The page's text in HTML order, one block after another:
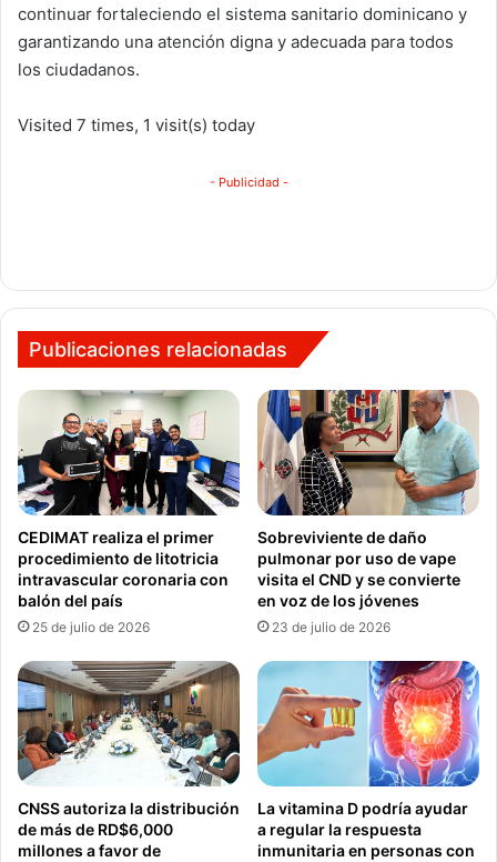
continuar fortaleciendo el sistema sanitario dominicano y
garantizando una atención digna y adecuada para todos
los ciudadanos.
Visited 7 times, 1 visit(s) today
- Publicidad -
Publicaciones relacionadas
CEDIMAT realiza el primer
procedimiento de litotricia
intravascular coronaria con
balón del país
25 de julio de 2026
Sobreviviente de daño
pulmonar por uso de vape
visita el CND y se convierte
en voz de los jóvenes
23 de julio de 2026
CNSS autoriza la distribución
de más de RD$6,000
millones a favor de
La vitamina D podría ayudar
a regular la respuesta
inmunitaria en personas con